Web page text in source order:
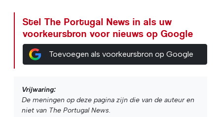
Stel The Portugal News in als uw
voorkeursbron voor nieuws op Google
Toevoegen als voorkeursbron op Google
Vrijwaring:
De meningen op deze pagina zijn die van de auteur en
niet van The Portugal News.